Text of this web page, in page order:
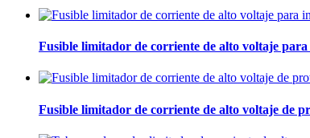
Fusible limitador de corriente de alto voltaje
Fusible limitador de corriente de alto voltaje de